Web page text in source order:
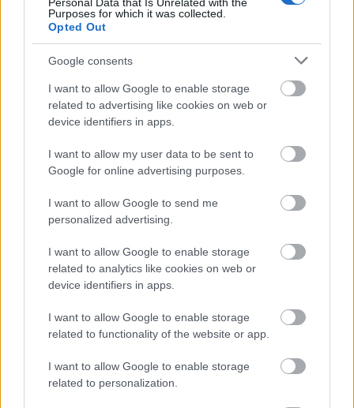
Purposes for which it was collected.
Opted Out
Google consents
I want to allow Google to enable storage
related to advertising like cookies on web or
device identifiers in apps.
I want to allow my user data to be sent to
Google for online advertising purposes.
I want to allow Google to send me
personalized advertising.
I want to allow Google to enable storage
related to analytics like cookies on web or
device identifiers in apps.
I want to allow Google to enable storage
related to functionality of the website or app.
I want to allow Google to enable storage
related to personalization.
Orbán Viktor aTelex cikkeszerint: Az ukrán ...
Célkeresztben a Körvasút
Kóczy László 2023. május 07.
összekötni a számtalan kisebb-nagyobb
pályaudvart, hogy átszállás nélkül lehessen Vácról